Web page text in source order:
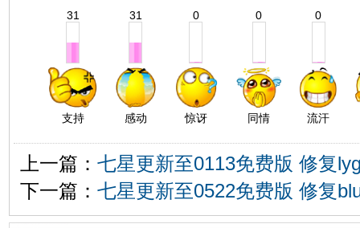
31
支持
31
感动
0
惊讶
0
同情
0
流汗
上一篇： 七星更新至0113免费版 修复
下一篇： 七星更新至0522免费版 修复